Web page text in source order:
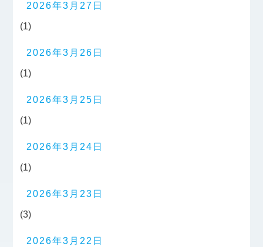
2026年3月27日
(1)
2026年3月26日
(1)
2026年3月25日
(1)
2026年3月24日
(1)
2026年3月23日
(3)
2026年3月22日